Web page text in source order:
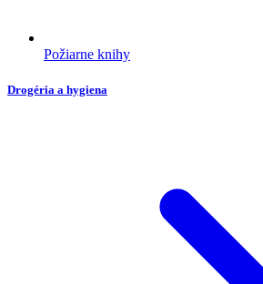
Požiarne knihy
Drogéria a hygiena